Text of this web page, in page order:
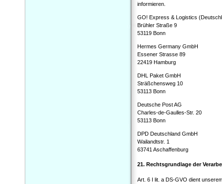
informieren.
GO! Express & Logistics
Brühler Straße 9
53119 Bonn
Hermes Germany GmbH
Essener Strasse 89
22419 Hamburg
DHL Paket GmbH
Sträßchensweg 10
53113 Bonn
Deutsche Post AG
Charles-de-Gaulles-Str. 20
53113 Bonn
DPD Deutschland GmbH
Wailandtstr. 1
63741 Aschaffenburg
21. Rechtsgrundlage der
Art. 6 I lit. a DS-GVO dient